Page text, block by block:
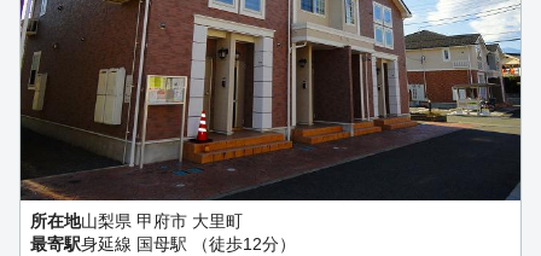
所在地山梨県 甲府市 大里町
最寄駅身延線 国母駅 （徒歩12分）